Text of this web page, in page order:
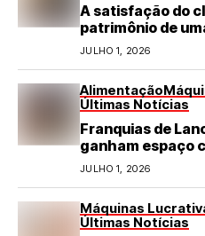
A satisfação do
patrimônio de
JULHO 1, 2026
Alimentação
Últimas Notícias
Franquias de
ganham espaço
refeições rápidas
JULHO 1, 2026
Máquinas
Últimas Notícias